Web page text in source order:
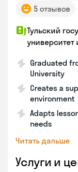
5 отзывов
Тульский
университет
Graduated
University
Creates a
environment
Adapts
needs
Читать дальше
Услуги и